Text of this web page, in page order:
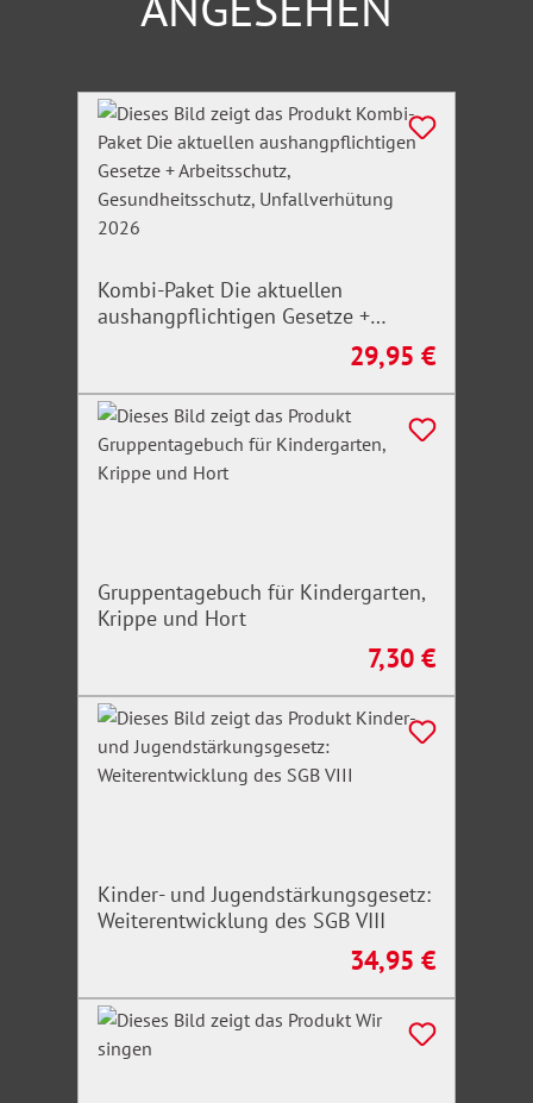
Produktgalerie überspringen
Kombi-Paket Die aktuellen
aushangpflichtigen Gesetze +
Arbeitsschutz, Gesundheitsschutz,
Regulärer Preis:
29,95 €
Gruppentagebuch für Kindergarten,
Krippe und Hort
Regulärer Preis:
7,30 €
Kinder- und Jugendstärkungsgesetz:
Weiterentwicklung des SGB VIII
Regulärer Preis:
34,95 €